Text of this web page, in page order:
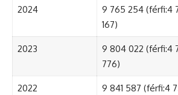
2024
9 765 254 (férfi:4
167)
2023
9 804 022 (férfi:4
776)
2022
9 841 587 (férfi:4